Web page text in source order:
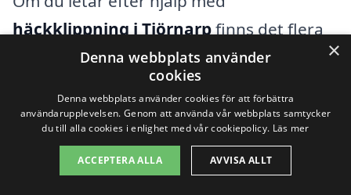
häckklippning i Tjörnarpfinns det flera
alternativ att överväga i närliggande
städer. Genom att använda xn--
hckklippning-pris-qqb.se kan du enkelt få
kontakt med professionella
trädgårdsarbetare som erbjuder sina
×
Denna webbplats använder
cookies
Denna webbplats använder cookies för att förbättra
användarupplevelsen. Genom att använda vår webbplats samtycker
du till alla cookies i enlighet med vår cookiepolicy. Läs mer
ACCEPTERA ALLA AVVISA ALLT